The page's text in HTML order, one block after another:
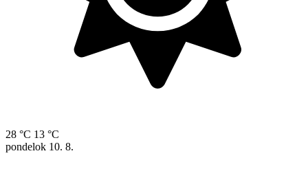
28 °C 13 °C
pondelok 10. 8.